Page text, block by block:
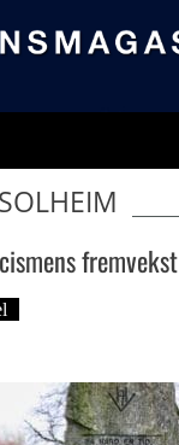
fremvekst